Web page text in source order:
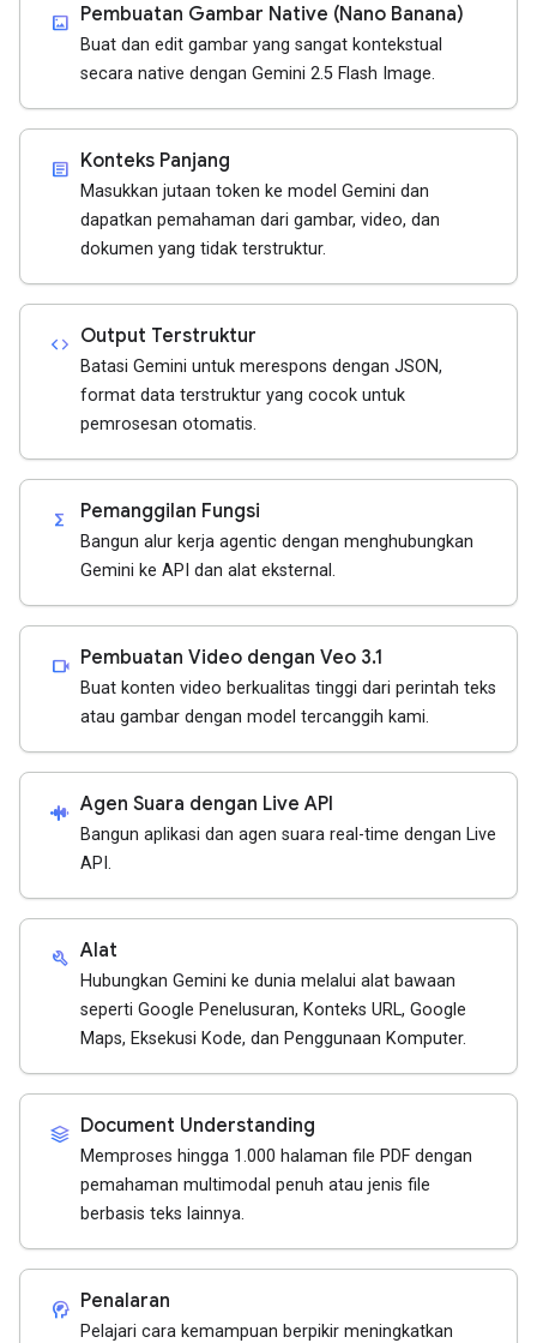
imagesmode Pembuatan Gambar Native (Nano Banana)
Buat dan edit gambar yang sangat kontekstual
secara native dengan Gemini 2.5 Flash Image.
article Konteks Panjang
Masukkan jutaan token ke model Gemini dan
dapatkan pemahaman dari gambar, video, dan
dokumen yang tidak terstruktur.
code Output Terstruktur
Batasi Gemini untuk merespons dengan JSON,
format data terstruktur yang cocok untuk
pemrosesan otomatis.
functions Pemanggilan Fungsi
Bangun alur kerja agentic dengan menghubungkan
Gemini ke API dan alat eksternal.
videocam Pembuatan Video dengan Veo 3.1
Buat konten video berkualitas tinggi dari perintah teks
atau gambar dengan model tercanggih kami.
android_recorder Agen Suara dengan Live API
Bangun aplikasi dan agen suara real-time dengan Live
API.
build Alat
Hubungkan Gemini ke dunia melalui alat bawaan
seperti Google Penelusuran, Konteks URL, Google
Maps, Eksekusi Kode, dan Penggunaan Komputer.
stacks Document Understanding
Memproses hingga 1.000 halaman file PDF dengan
pemahaman multimodal penuh atau jenis file
berbasis teks lainnya.
cognition_2 Penalaran
Pelajari cara kemampuan berpikir meningkatkan